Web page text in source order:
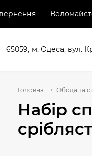
65059, м. Одеса, вул.
Головна Обода та
Набір